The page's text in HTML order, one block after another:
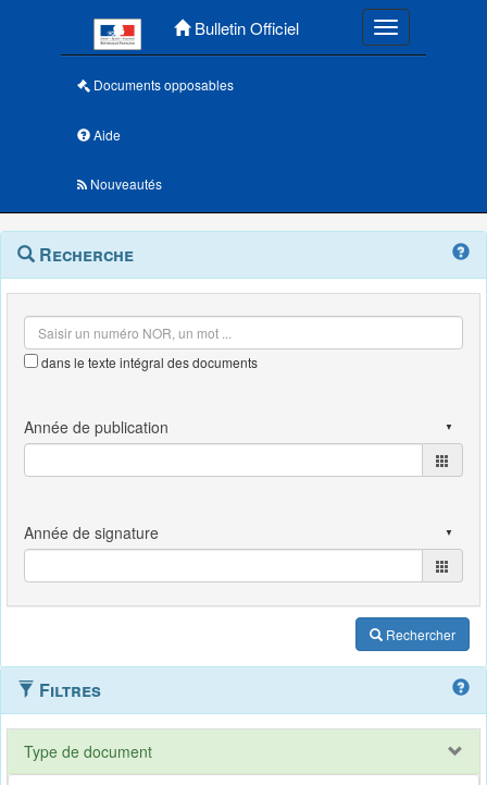
Bulletin Officiel Toggle
Documents opposables
Aide
Nouveautés
Navigation
outils
Menu
contextuel
Recherche
dans le texte intégral des documents
Rechercher
Filtres
Type de document